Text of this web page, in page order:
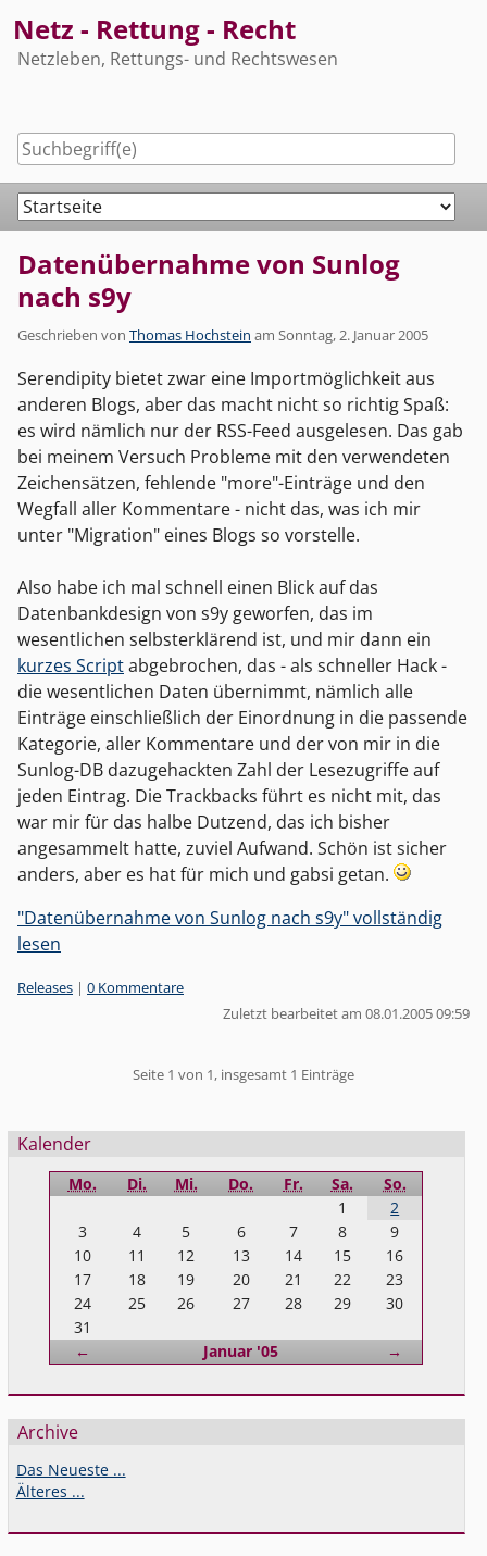
to
content
Netz - Rettung - Recht
Netzleben, Rettungs- und Rechtswesen
Navigation
Datenübernahme von Sunlog
nach s9y
Geschrieben von Thomas Hochstein am Sonntag, 2. Januar 2005
Serendipity bietet zwar eine Importmöglichkeit aus
anderen Blogs, aber das macht nicht so richtig Spaß:
es wird nämlich nur der RSS-Feed ausgelesen. Das gab
bei meinem Versuch Probleme mit den verwendeten
Zeichensätzen, fehlende "more"-Einträge und den
Wegfall aller Kommentare - nicht das, was ich mir
unter "Migration" eines Blogs so vorstelle.
Also habe ich mal schnell einen Blick auf das
Datenbankdesign von s9y geworfen, das im
wesentlichen selbsterklärend ist, und mir dann ein
kurzes Scriptabgebrochen, das - als schneller Hack -
die wesentlichen Daten übernimmt, nämlich alle
Einträge einschließlich der Einordnung in die passende
Kategorie, aller Kommentare und der von mir in die
Sunlog-DB dazugehackten Zahl der Lesezugriffe auf
jeden Eintrag. Die Trackbacks führt es nicht mit, das
war mir für das halbe Dutzend, das ich bisher
angesammelt hatte, zuviel Aufwand. Schön ist sicher
anders, aber es hat für mich und gabsi getan.
"Datenübernahme von Sunlog nach s9y" vollständig
lesen
Kategorien:
Releases | 0 Kommentare
Zuletzt bearbeitet am 08.01.2005 09:59
Seite 1 von 1, insgesamt 1 Einträge
Seitenleiste
Kalender
Mo. Di. Mi. Do. Fr. Sa. So.
← Januar '05 Vorwärts
→
1
2
3
4 5 6 7 8
9
10
11 12 13 14 15
16
17
18 19 20 21 22
23
24
25 26 27 28 29
30
31
Archive
Das Neueste ...
Älteres ...